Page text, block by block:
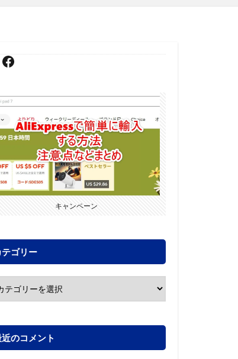
キャンペーン
テゴリー
のコメント